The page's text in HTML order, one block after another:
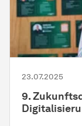
23.07.2025
9.